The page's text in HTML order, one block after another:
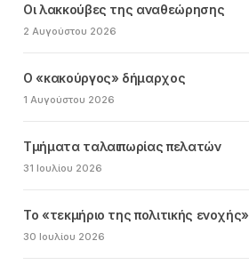
Οι λακκούβες της αναθεώρησης
2 Αυγούστου 2026
Ο «κακούργος» δήμαρχος
1 Αυγούστου 2026
Τμήματα ταλαιπωρίας πελατών
31 Ιουλίου 2026
Το «τεκμήριο της πολιτικής ενοχής»
30 Ιουλίου 2026